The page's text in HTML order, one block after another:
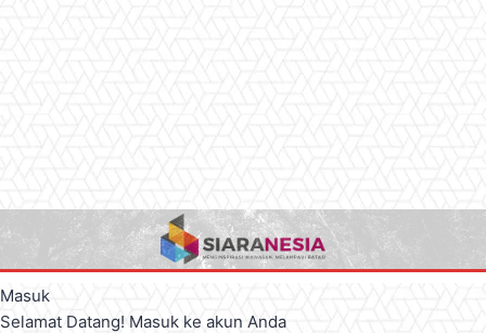
Masuk
Selamat Datang! Masuk ke akun Anda